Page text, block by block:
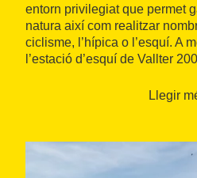
entorn privilegiat que permet
natura així com realitzar
ciclisme, l’hípica o l’esquí. A
l’estació d’esquí de Vallter
monestir de Ripoll o el de
Llegir